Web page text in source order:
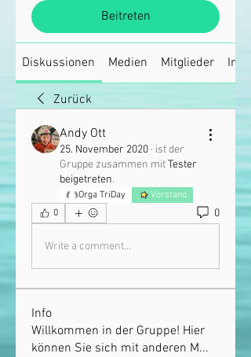
Beitreten
Diskussionen Medien Mitglieder Info
Zurück
Andy Ott
25. November 2020 · ist der
Gruppe zusammen mitTester
beigetreten.
Orga TriDay
Vorstand
0
0
Write a comment...
Info
Willkommen in der Gruppe! Hier
können Sie sich mit anderen M...